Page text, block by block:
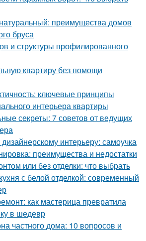
преимущества домов
бруса
и структуры профилированного
квартиру без помощи
ключевые принципы
интерьера квартиры
секреты: 7 советов от ведущих
интерьеру: самоучка
преимущества и недостатки
или без отделки: что выбрать
с белой отделкой: современный
как мастерица превратила
в шедевр
частного дома: 10 вопросов и